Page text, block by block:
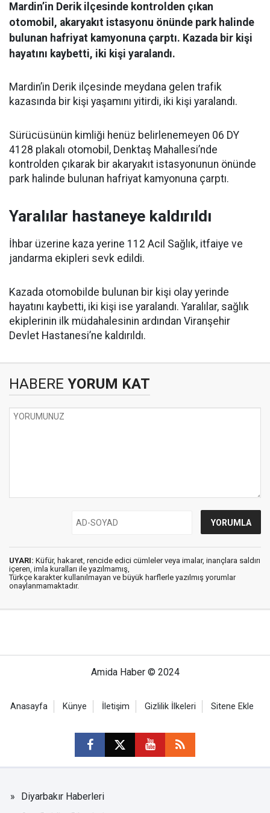
Mardin’in Derik ilçesinde kontrolden çıkan
otomobil, akaryakıt istasyonu önünde park halinde
bulunan hafriyat kamyonuna çarptı. Kazada bir kişi
hayatını kaybetti, iki kişi yaralandı.
Mardin’in Derik ilçesinde meydana gelen trafik
kazasında bir kişi yaşamını yitirdi, iki kişi yaralandı.
Sürücüsünün kimliği henüz belirlenemeyen 06 DY
4128 plakalı otomobil, Denktaş Mahallesi’nde
kontrolden çıkarak bir akaryakıt istasyonunun önünde
park halinde bulunan hafriyat kamyonuna çarptı.
Yaralılar hastaneye kaldırıldı
İhbar üzerine kaza yerine 112 Acil Sağlık, itfaiye ve
jandarma ekipleri sevk edildi.
Kazada otomobilde bulunan bir kişi olay yerinde
hayatını kaybetti, iki kişi ise yaralandı. Yaralılar, sağlık
ekiplerinin ilk müdahalesinin ardından Viranşehir
Devlet Hastanesi’ne kaldırıldı.
HABERE YORUM KAT
UYARI: Küfür, hakaret, rencide edici cümleler veya imalar, inançlara saldırı
içeren, imla kuralları ile yazılmamış,
Türkçe karakter kullanılmayan ve büyük harflerle yazılmış yorumlar
onaylanmamaktadır.
Amida Haber © 2024
Anasayfa Künye İletişim Gizlilik İlkeleri Sitene Ekle
Diyarbakır Haberleri